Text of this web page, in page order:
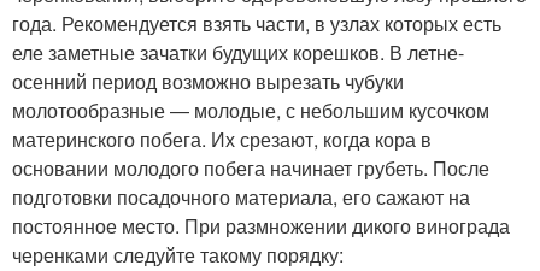
года. Рекомендуется взять части, в узлах которых есть
еле заметные зачатки будущих корешков. В летне-
осенний период возможно вырезать чубуки
молотообразные — молодые, с небольшим кусочком
материнского побега. Их срезают, когда кора в
основании молодого побега начинает грубеть. После
подготовки посадочного материала, его сажают на
постоянное место. При размножении дикого винограда
черенками следуйте такому порядку: